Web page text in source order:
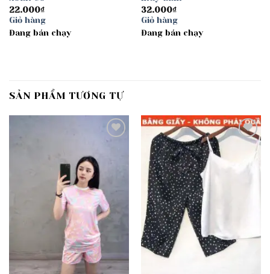
22.000₫
Giỏ hàng
Đang bán chạy
32.000₫
Giỏ hàng
Đang bán chạy
SẢN PHẨM TƯƠNG TỰ
Add to
wishlist